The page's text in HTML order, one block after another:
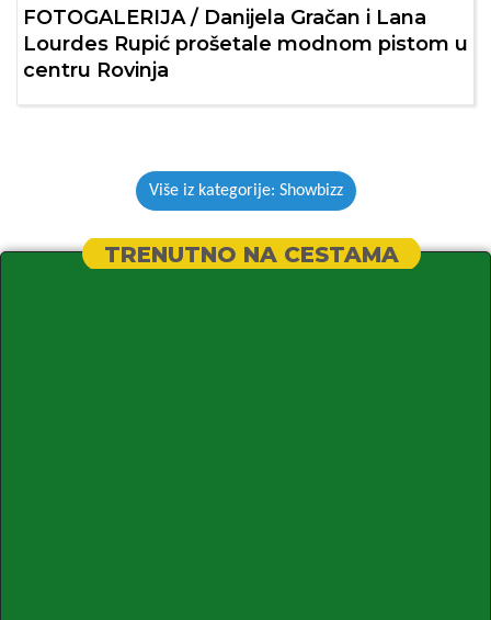
FOTOGALERIJA / Danijela Gračan i Lana
Lourdes Rupić prošetale modnom pistom u
centru Rovinja
Više iz kategorije: Showbizz
TRENUTNO NA CESTAMA